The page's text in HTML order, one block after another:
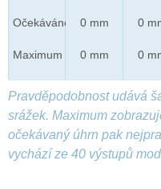
Očekáváno
Maximum
0 mm
0 mm
0
0
Pravděpodobnost udává
srážek. Maximum
očekávaný úhrn pak
vychází ze 40 výstupů